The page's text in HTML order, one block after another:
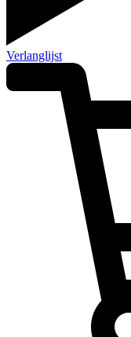
Verlanglijst